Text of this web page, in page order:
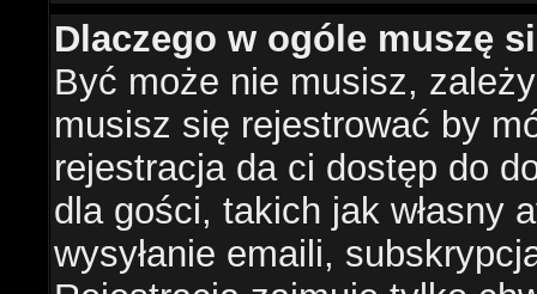
Dlaczego w ogóle muszę
Być może nie musisz,
musisz się rejestrować by
rejestracja da ci dostęp do
dla gości, takich jak własny
wysyłanie emaili,